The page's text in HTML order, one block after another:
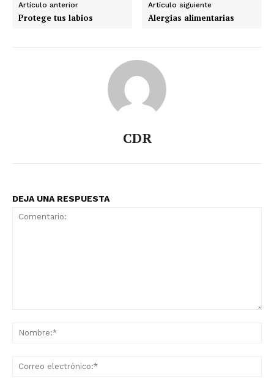
Artículo anterior
Protege tus labios
Artículo siguiente
Alergias alimentarias
CDR
DEJA UNA RESPUESTA